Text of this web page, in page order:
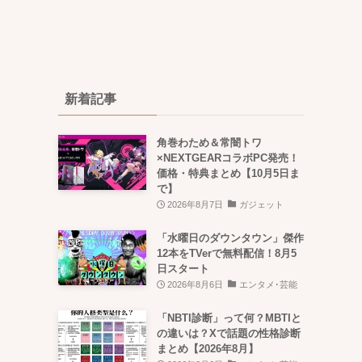
新着記事
角巻わため＆常闇トワ
×NEXTGEARコラボPC発売！
価格・特典まとめ【10月5日ま
で】
2026年8月7日 ガジェット
「水曜日のダウンタウン」傑作
12本をTVerで無料配信！8月5
日スタート
2026年8月6日 エンタメ･芸能
「NBTI診断」って何？MBTIと
の違いは？Xで話題の性格診断
まとめ【2026年8月】